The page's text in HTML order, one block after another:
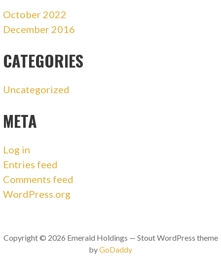
October 2022
December 2016
CATEGORIES
Uncategorized
META
Log in
Entries feed
Comments feed
WordPress.org
Copyright © 2026 Emerald Holdings — Stout WordPress theme
byGoDaddy